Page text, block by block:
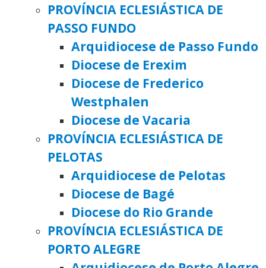
PROVÍNCIA ECLESIÁSTICA DE
PASSO FUNDO
Arquidiocese de Passo Fundo
Diocese de Erexim
Diocese de Frederico
Westphalen
Diocese de Vacaria
PROVÍNCIA ECLESIÁSTICA DE
PELOTAS
Arquidiocese de Pelotas
Diocese de Bagé
Diocese do Rio Grande
PROVÍNCIA ECLESIÁSTICA DE
PORTO ALEGRE